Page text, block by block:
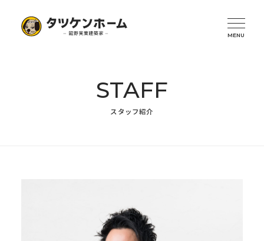
STAFF
スタッフ紹介